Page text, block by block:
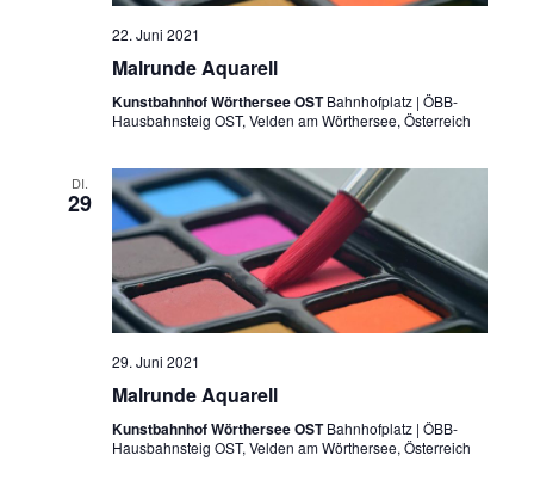
22. Juni 2021
Malrunde Aquarell
Kunstbahnhof Wörthersee OSTBahnhofplatz | ÖBB-
Hausbahnsteig OST, Velden am Wörthersee, Österreich
DI.
29
29. Juni 2021
Malrunde Aquarell
Kunstbahnhof Wörthersee OSTBahnhofplatz | ÖBB-
Hausbahnsteig OST, Velden am Wörthersee, Österreich